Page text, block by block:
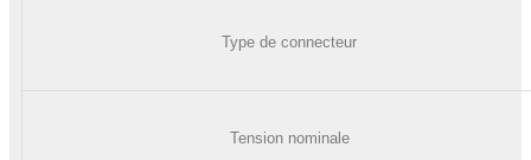
Type de connecteur
Tension nominale